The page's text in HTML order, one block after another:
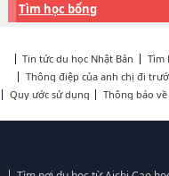
Tìm học bổng
Tin tức du học Nhật Bản Tìm
Thông điệp của anh chị đi
Quy ước sử dụng
Thông báo